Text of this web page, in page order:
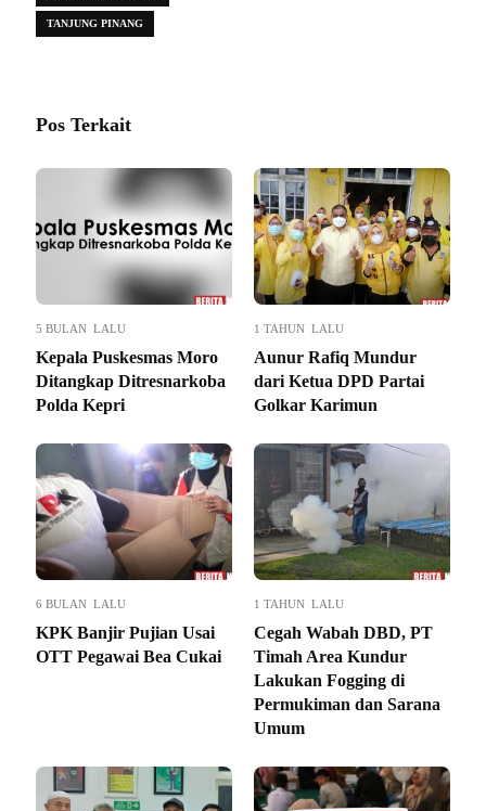
TANJUNG PINANG
Pos Terkait
5 BULAN LALU
Kepala Puskesmas Moro
Ditangkap Ditresnarkoba
Polda Kepri
1 TAHUN LALU
Aunur Rafiq Mundur
dari Ketua DPD Partai
Golkar Karimun
6 BULAN LALU
KPK Banjir Pujian Usai
OTT Pegawai Bea Cukai
1 TAHUN LALU
Cegah Wabah DBD, PT
Timah Area Kundur
Lakukan Fogging di
Permukiman dan Sarana
Umum